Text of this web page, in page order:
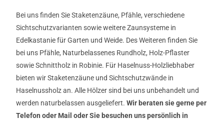
Bei uns finden Sie Staketenzäune, Pfähle, verschiedene
Sichtschutzvarianten sowie weitere Zaunsysteme in
Edelkastanie für Garten und Weide. Des Weiteren finden Sie
bei uns Pfähle, Naturbelassenes Rundholz, Holz-Pflaster
sowie Schnittholz in Robinie. Für Haselnuss-Holzliebhaber
bieten wir Staketenzäune und Sichtschutzwände in
Haselnussholz an. Alle Hölzer sind bei uns unbehandelt und
werden naturbelassen ausgeliefert.Wir beraten sie gerne per
Telefon oder Mail oder Sie besuchen uns persönlich in